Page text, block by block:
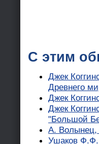
С этим
Джек
Древнего
Джек
Джек
"Большой
А. Волынец,
Ушаков Ф.Ф.